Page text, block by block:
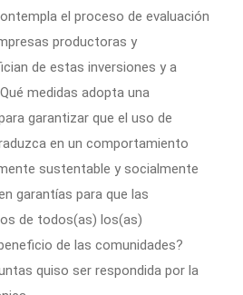
el proceso de evaluación
productoras y
de estas inversiones y a
medidas adopta una
garantizar que el uso de
en un comportamiento
sustentable y socialmente
garantías para que las
de todos(as) los(as)
de las comunidades?
quiso ser respondida por la